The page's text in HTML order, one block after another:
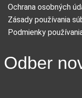
Ochrana osobných
Zásady používania
Podmienky
Odber